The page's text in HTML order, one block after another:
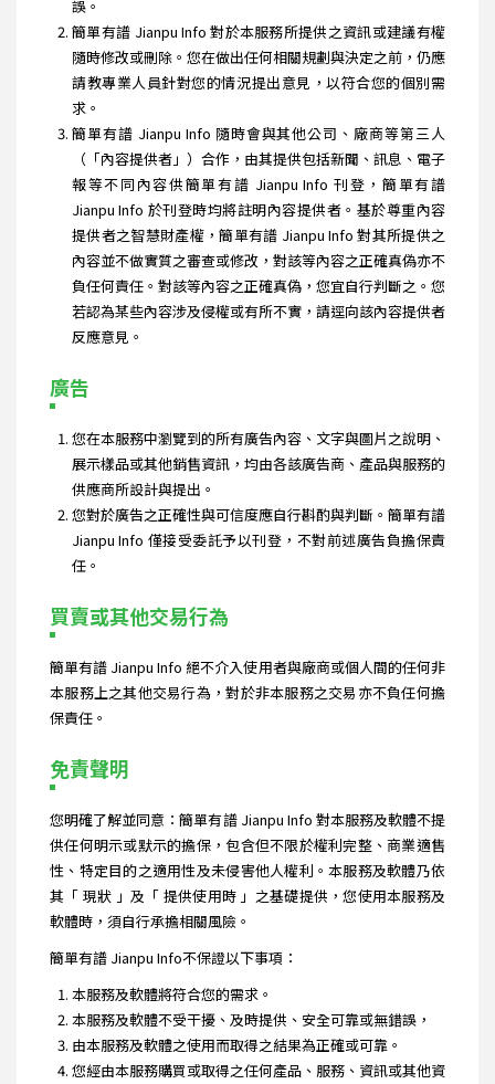
誤。
簡單有譜 Jianpu Info 對於本服務所提供之資訊或建議有權
隨時修改或刪除。您在做出任何相關規劃與決定之前，仍應
請教專業人員針對您的情況提出意見，以符合您的個別需
求。
簡單有譜 Jianpu Info 隨時會與其他公司、廠商等第三人
（「內容提供者」）合作，由其提供包括新聞、訊息、電子
報等不同內容供簡單有譜 Jianpu Info 刊登，簡單有譜
Jianpu Info 於刊登時均將註明內容提供者。基於尊重內容
提供者之智慧財產權，簡單有譜 Jianpu Info 對其所提供之
內容並不做實質之審查或修改，對該等內容之正確真偽亦不
負任何責任。對該等內容之正確真偽，您宜自行判斷之。您
若認為某些內容涉及侵權或有所不實，請逕向該內容提供者
反應意見。
廣告
您在本服務中瀏覽到的所有廣告內容、文字與圖片之說明、
展示樣品或其他銷售資訊，均由各該廣告商、產品與服務的
供應商所設計與提出。
您對於廣告之正確性與可信度應自行斟酌與判斷。簡單有譜
Jianpu Info 僅接受委託予以刊登，不對前述廣告負擔保責
任。
買賣或其他交易行為
簡單有譜 Jianpu Info 絕不介入使用者與廠商或個人間的任何非
本服務上之其他交易行為，對於非本服務之交易亦不負任何擔
保責任。
免責聲明
您明確了解並同意：簡單有譜 Jianpu Info 對本服務及軟體不提
供任何明示或默示的擔保，包含但不限於權利完整、商業適售
性、特定目的之適用性及未侵害他人權利。本服務及軟體乃依
其「 現狀 」及「 提供使用時 」之基礎提供，您使用本服務及
軟體時，須自行承擔相關風險。
簡單有譜 Jianpu Info不保證以下事項：
本服務及軟體將符合您的需求。
本服務及軟體不受干擾、及時提供、安全可靠或無錯誤，
由本服務及軟體之使用而取得之結果為正確或可靠。
您經由本服務購買或取得之任何產品、服務、資訊或其他資